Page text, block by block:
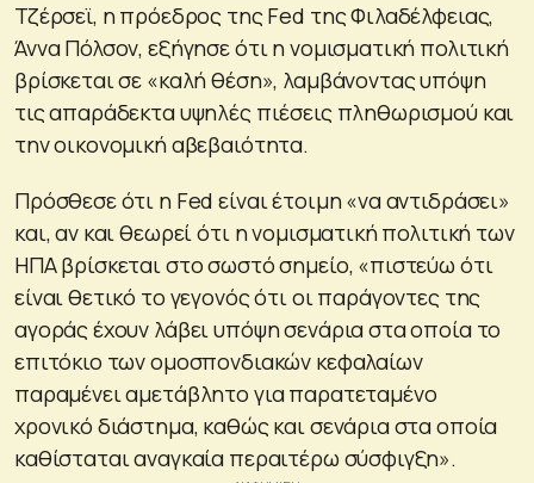
Τζέρσεϊ, η πρόεδρος της Fed της Φιλαδέλφειας,
Άννα Πόλσον, εξήγησε ότι η νομισματική πολιτική
βρίσκεται σε «καλή θέση», λαμβάνοντας υπόψη
τις απαράδεκτα υψηλές πιέσεις πληθωρισμού και
την οικονομική αβεβαιότητα.
Πρόσθεσε ότι η Fed είναι έτοιμη «να αντιδράσει»
και, αν και θεωρεί ότι η νομισματική πολιτική των
ΗΠΑ βρίσκεται στο σωστό σημείο, «πιστεύω ότι
είναι θετικό το γεγονός ότι οι παράγοντες της
αγοράς έχουν λάβει υπόψη σενάρια στα οποία το
επιτόκιο των ομοσπονδιακών κεφαλαίων
παραμένει αμετάβλητο για παρατεταμένο
χρονικό διάστημα, καθώς και σενάρια στα οποία
καθίσταται αναγκαία περαιτέρω σύσφιγξη».